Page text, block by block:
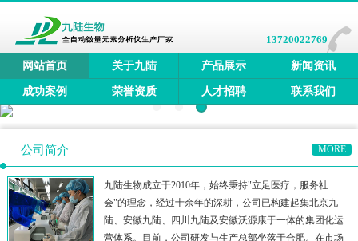
13720022769
网站首页 关于九陆 产品展示 新闻资讯
成功案例 荣誉资质 人才招聘 联系我们
公司简介 MORE
九陆生物成立于2010年，始终秉持"立足医疗，服务社
会"的理念，经过十余年的深耕，公司已构建起集北京九
陆、安徽九陆、四川九陆及安徽沃源康于一体的集团化运
营体系。目前，公司研发与生产总部坐落于合肥。在市场